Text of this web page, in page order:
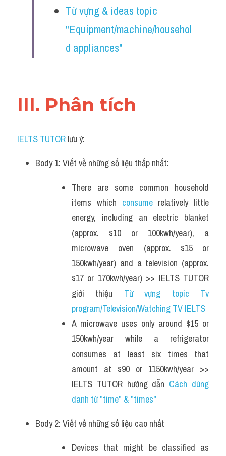
Từ vựng & ideas topic
"Equipment/machine/househol
d appliances"
III. Phân tích
IELTS TUTOR lưu ý:
Body 1: Viết về những số liệu thấp nhất:
There are some common household
items which consume relatively little
energy, including an electric blanket
(approx. $10 or 100kwh/year), a
microwave oven (approx. $15 or
150kwh/year) and a television (approx.
$17 or 170kwh/year) >> IELTS TUTOR
giới thiệu Từ vựng topic Tv
program/Television/Watching TV IELTS
A microwave uses only around $15 or
150kwh/year while a refrigerator
consumes at least six times that
amount at $90 or 1150kwh/year >>
IELTS TUTOR hướng dẫn Cách dùng
danh từ "time" & "times"
Body 2: Viết về những số liệu cao nhất
Devices that might be classified as